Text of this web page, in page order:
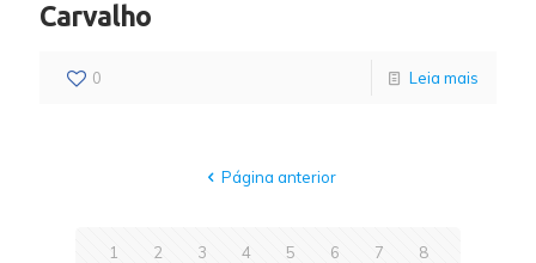
Carvalho
0 Leia mais
Página anterior
1 2 3 4 5 6 7 8